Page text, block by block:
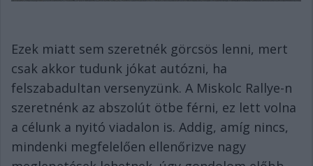
Ezek miatt sem szeretnék görcsös lenni, mert
csak akkor tudunk jókat autózni, ha
felszabadultan versenyzünk. A Miskolc Rallye-n
szeretnénk az abszolút ötbe férni, ez lett volna
a célunk a nyitó viadalon is. Addig, amíg nincs,
mindenki megfelelően ellenőrizve nagy